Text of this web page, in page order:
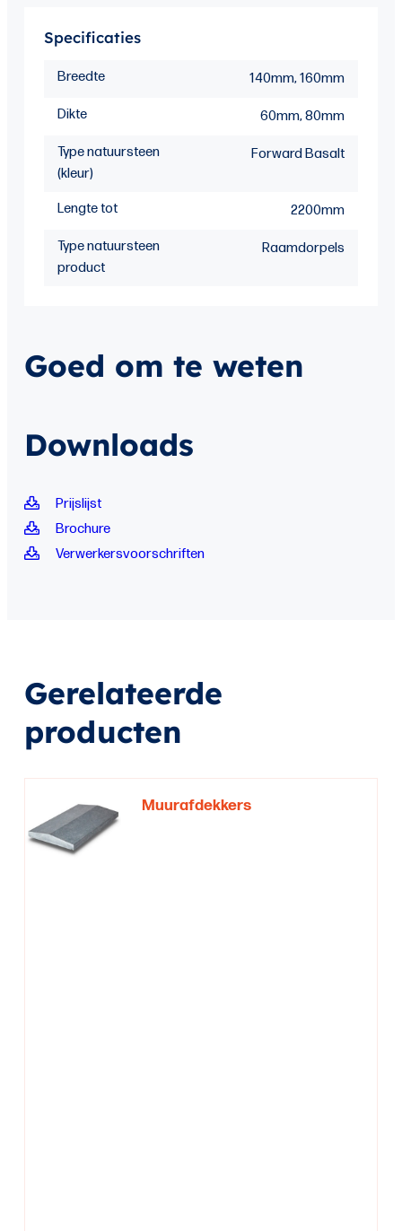
Specificaties
Breedte 140mm, 160mm
Dikte 60mm, 80mm
Type natuursteen
(kleur)
Forward Basalt
Lengte tot 2200mm
Type natuursteen
product
Raamdorpels
Goed om te weten
Downloads
Prijslijst
Brochure
Verwerkersvoorschriften
Gerelateerde
producten
Muurafdekkers